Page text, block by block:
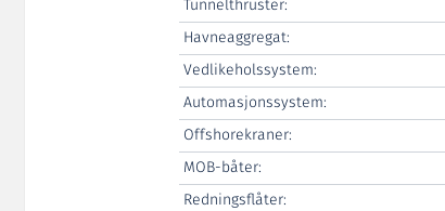
Tunnelthruster:
Havneaggregat:
Vedlikeholssystem:
Automasjonssystem:
Offshorekraner:
MOB-båter:
Redningsflåter: